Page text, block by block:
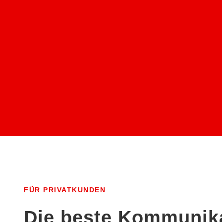
FÜR PRIVATKUNDEN
Die beste